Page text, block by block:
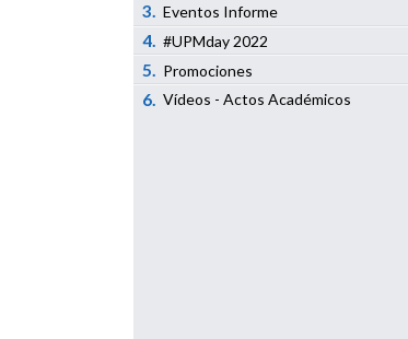
3. Eventos Informe
4. #UPMday 2022
5. Promociones
6. Vídeos - Actos Académicos